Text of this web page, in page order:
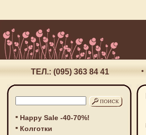
ТЕЛ.: (095) 363 84 41
Happy Sale -40-70%!
Колготки